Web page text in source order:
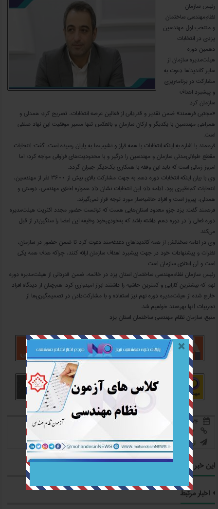
رئیس سازمان
نظام‌مهندسی ساختمان
و منتخب اول مهندسین
یزدی در انتخابات
دهمین دوره
هیئت‌مدیره سازمان از
سایر کاندیداها دعوت به
مشارکت در برنامه‌ریزی
و پیشبرد اهداف
سازمان کرد.
«مجتبی فرهمند» ضمن تقدیر و قدردانی از فعالین عرصه انتخابات، تصریح کرد: همدلی و
همراهی مهندسین با یکدیگر و ارکان سازمان و بالعکس تنها مسیر موفقیت این نهاد صنفی
است.
فرهمند با اشاره به اینکه انتخابات با همه فراز و نشیب‌ها به پایان رسیده است، گفت: انتخابات
مقطع طولانی‌مدتی سازمان و مهندسین را درگیر و با محدودیت‌های فراوانی مواجه کرد؛ اما
امروز زمانی است که باید این وقفه با همکاری یک‌دیگر جبران گردد.
وی با بیان اینکه انتخابات دوره دهم به جهت مشارکت بالای بیش از ۳۶۰۰ نفر از مهندسین،
انتخابات کم‌نظیری بود، ادامه داد: این انتخابات نشان داد همواره اخلاق مهندسی، دوستی و
همدلی، پیروز است و افراد حاشیه‌ساز مورد توجه قرار نمی‌گیرند.
فرهمند گفت: یزد جزو معدود استان‌هایی هست که توانست حضور مجدد اکثریت هیئت‌مدیره
دوره فعلی را در دوره دهم داشته باشد که به‌خودی‌خود وظیفه این اعضا را سنگین‌تر از قبل
می‌کند.
وی در ادامه سخنانش از همه کاندیداهای دغدغه‌مند دعوت کرد تا ضمن حضور در سازمان،
نظرات و پیشنهادات خود در جهت پیشبرد اهداف سازمان ارائه کنند، چراکه هدف همه یکی
است و آن اعتلای سازمان است.
رئیس سازمان نظام‌مهندسی ساختمان استان یزد در خاتمه، ضمن قدردانی از هیئت‌مدیره دوره
نهم که بیشترین کارایی و کمترین حاشیه را داشتند ابراز امیدواری کرد: هم‌چنان از دیدگاه افراد
خارج شده از هیئت‌مدیره دوره نهم نیز استفاده و با مشارکت‌دادن در تصمیم‌گیری‌ها از
تجربیات آنها بهره‌مند خواهیم شد.
منبع: سازمان نظام مهندسی ساختمان استان یزد
 ۲۴ دی ۰۳ 

https://mohandesinnews.ir/?pID=031024012
 ارسال به دیگران امتیاز به این خبر:0

0

این خبر را به اشتراک بگذارید
اخبار مرتبط